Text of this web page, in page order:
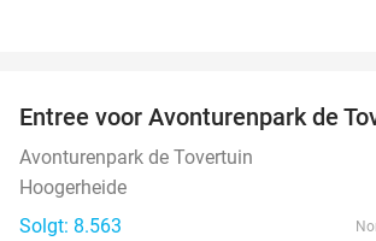
Entree voor Avonturenpark de
Avonturenpark de Tovertuin
Hoogerheide
Solgt: 8.563